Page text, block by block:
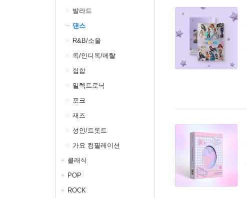
발라드
댄스
R&B/소울
록/인디록/메탈
힙합
일렉트로닉
포크
재즈
성인/트롯트
가요 컴필레이션
클래식
POP
ROCK